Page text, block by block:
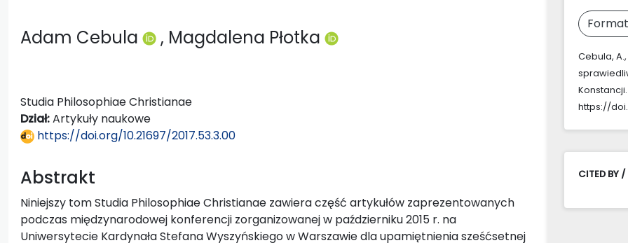
Adam Cebula , Magdalena Płotka
Studia Philosophiae Christianae
Dział:Artykuły naukowe
https://doi.org/10.21697/2017.53.3.00
Abstrakt
Niniejszy tom Studia Philosophiae Christianae zawiera część artykułów zaprezentowanych
podczas międzynarodowej konferencji zorganizowanej w październiku 2015 r. na
Uniwersytecie Kardynała Stefana Wyszyńskiego w Warszawie dla upamiętnienia sześćsetnej
Cebula,
Konstancji.
https://
CITED BY /